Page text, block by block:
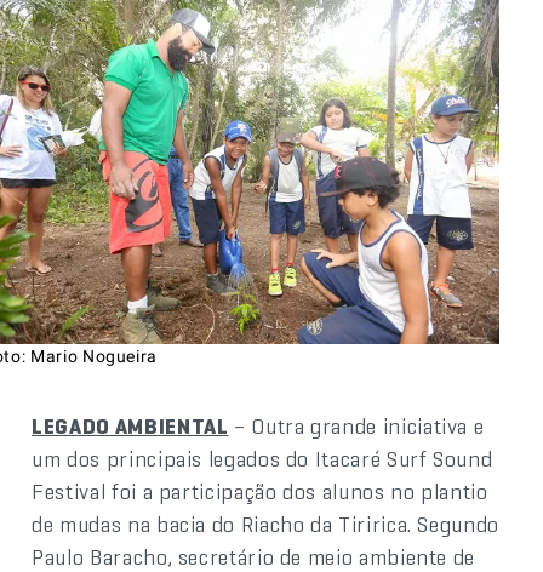
Mario Nogueira
LEGADO AMBIENTAL – Outra grande iniciativa e
um dos principais legados do Itacaré Surf Sound
Festival foi a participação dos alunos no plantio
de mudas na bacia do Riacho da Tiririca. Segundo
Paulo Baracho, secretário de meio ambiente de